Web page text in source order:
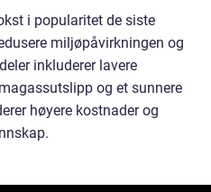
i popularitet de siste
miljøpåvirkningen og
inkluderer lavere
og et sunnere
høyere kostnader og